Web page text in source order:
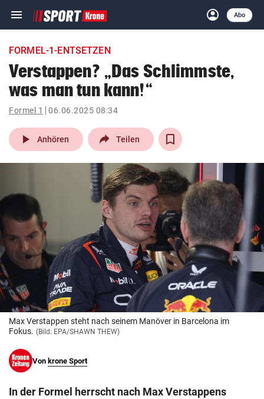
menu Navigation
ein-/ausklappen
account_circle
Anmelden
Abo
close Schließen
account_circle Anmelden
pin_drop
Wien arrow_right
bookmark
Suchbegriff
eingeben
© Krone Multimedia GmbH & Co KG 2026
Muthgasse 2, 1190 Wien
FORMEL-1-ENTSETZEN
Verstappen? „Das Schlimmste,
was man tun kann!“
Formel 1 06.06.2025 08:34
play_arrow Anhören Teilen
Max Verstappen steht nach seinem Manöver in Barcelona im
Fokus. (Bild: EPA/SHAWN THEW)
Von krone Sport
In der Formel herrscht nach Max Verstappens